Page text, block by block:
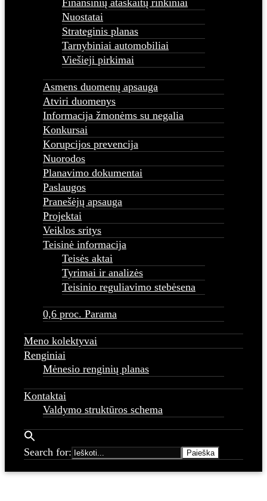
Finansinių ataskaitų rinkiniai
Nuostatai
Strateginis planas
Tarnybiniai automobiliai
Viešieji pirkimai
Asmens duomenų apsauga
Atviri duomenys
Informacija žmonėms su negalia
Konkursai
Korupcijos prevencija
Nuorodos
Planavimo dokumentai
Paslaugos
Pranešėjų apsauga
Projektai
Veiklos sritys
Teisinė informacija
Teisės aktai
Tyrimai ir analizės
Teisinio reguliavimo stebėsena
0,6 proc. Parama
Meno kolektyvai
Renginiai
Mėnesio renginių planas
Kontaktai
Valdymo struktūros schema
Search for: